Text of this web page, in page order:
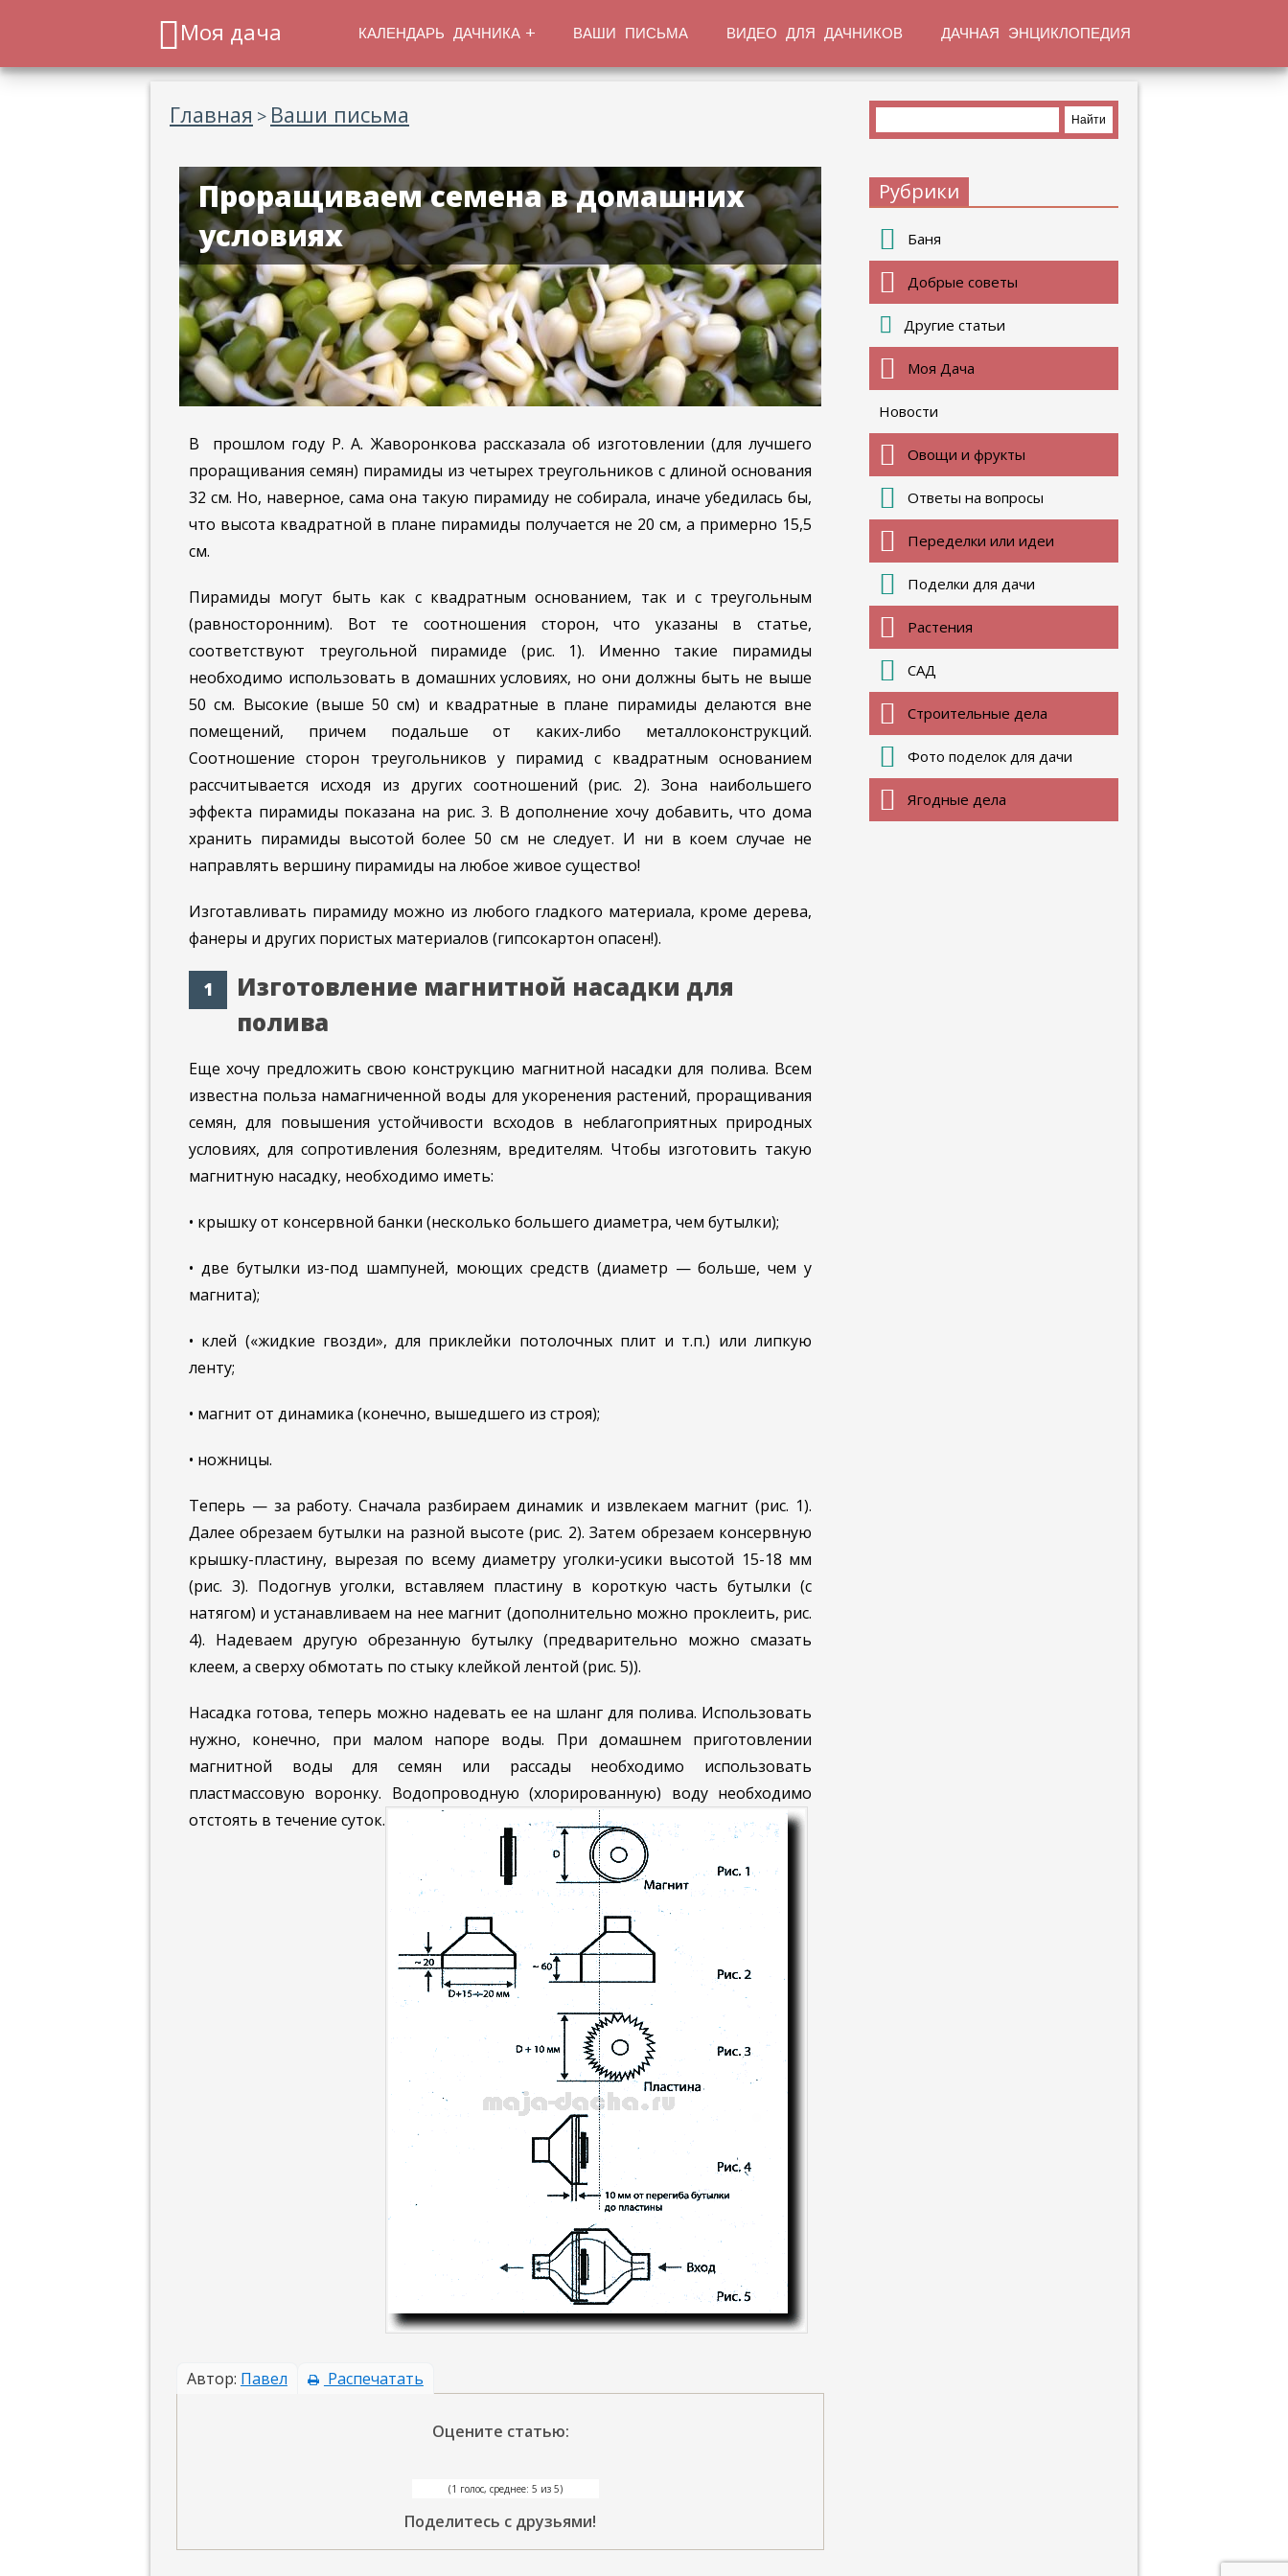
Моя дача КАЛЕНДАРЬ ДАЧНИКА ВАШИ ПИСЬМА ВИДЕО ДЛЯ ДАЧНИКОВ ДАЧНАЯ ЭНЦИКЛОПЕДИЯ
Главная > Ваши письма
Проращиваем семена в домашних
условиях
В прошлом году Р. А. Жаворонкова рассказала об изготовлении (для лучшего
проращивания семян) пирамиды из четырех треугольников с длиной основания
32 см. Но, наверное, сама она такую пирамиду не собирала, иначе убедилась бы,
что высота квадратной в плане пирамиды получается не 20 см, а примерно 15,5
см.
Пирамиды могут быть как с квадратным основанием, так и с треугольным
(равносторонним). Вот те соотношения сторон, что указаны в статье,
соответствуют треугольной пирамиде (рис. 1). Именно такие пирамиды
необходимо использовать в домашних условиях, но они должны быть не выше
50 см. Высокие (выше 50 см) и квадратные в плане пирамиды делаются вне
помещений, причем подальше от каких-либо металлоконструкций.
Соотношение сторон треугольников у пирамид с квадратным основанием
рассчитывается исходя из других соотношений (рис. 2). Зона наибольшего
эффекта пирамиды показана на рис. 3. В дополнение хочу добавить, что дома
хранить пирамиды высотой более 50 см не следует. И ни в коем случае не
направлять вершину пирамиды на любое живое существо!
Изготавливать пирамиду можно из любого гладкого материала, кроме дерева,
фанеры и других пористых материалов (гипсокартон опасен!).
Изготовление магнитной насадки для
полива
Еще хочу предложить свою конструкцию магнитной насадки для полива. Всем
известна польза намагниченной воды для укоренения растений, проращивания
семян, для повышения устойчивости всходов в неблагоприятных природных
условиях, для сопротивления болезням, вредителям. Чтобы изготовить такую
магнитную насадку, необходимо иметь:
• крышку от консервной банки (несколько большего диаметра, чем бутылки);
• две бутылки из-под шампуней, моющих средств (диаметр — больше, чем у
магнита);
• клей («жидкие гвозди», для приклейки потолочных плит и т.п.) или липкую
ленту;
• магнит от динамика (конечно, вышедшего из строя);
• ножницы.
Теперь — за работу. Сначала разбираем динамик и извлекаем магнит (рис. 1).
Далее обрезаем бутылки на разной высоте (рис. 2). Затем обрезаем консервную
крышку-пластину, вырезая по всему диаметру уголки-усики высотой 15-18 мм
(рис. 3). Подогнув уголки, вставляем пластину в короткую часть бутылки (с
натягом) и устанавливаем на нее магнит (дополнительно можно проклеить, рис.
4). Надеваем другую обрезанную бутылку (предварительно можно смазать
клеем, а сверху обмотать по стыку клейкой лентой (рис. 5)).
Насадка готова, теперь можно надевать ее на шланг для полива. Использовать
нужно, конечно, при малом напоре воды. При домашнем приготовлении
магнитной воды для семян или рассады необходимо использовать
пластмассовую воронку. Водопроводную (хлорированную) воду необходимо
отстоять в течение суток.
Автор: Павел Распечатать
Оцените статью:
(1 голос, среднее: 5 из 5)
Поделитесь с друзьями!
Рубрики
Баня
Добрые советы
Другие статьи
Моя Дача
Новости
Овощи и фрукты
Ответы на вопросы
Переделки или идеи
Поделки для дачи
Растения
САД
Строительные дела
Фото поделок для дачи
Ягодные дела